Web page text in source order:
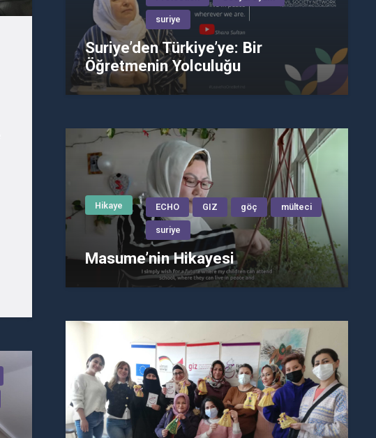
suriye
Suriye’den Türkiye’ye: Bir
Öğretmenin Yolculuğu
Hikaye ECHO GIZ göç mülteci
suriye
Masume’nin Hikayesi